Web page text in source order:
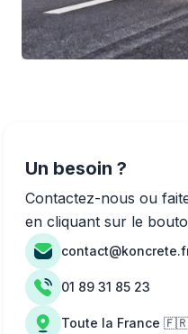
Un besoin ?
Contactez-nous ou
en cliquant sur le
01 89 31 85 23
Toute la France 🇫🇷